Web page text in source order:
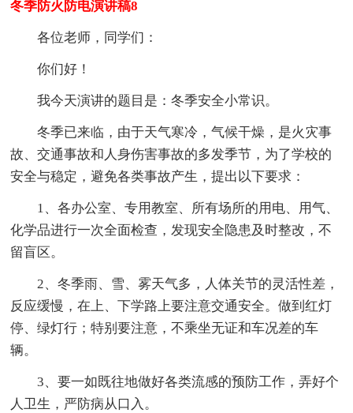
冬季防火防电演讲稿8
各位老师，同学们：
你们好！
我今天演讲的题目是：冬季安全小常识。
冬季已来临，由于天气寒冷，气候干燥，是火灾事
故、交通事故和人身伤害事故的多发季节，为了学校的
安全与稳定，避免各类事故产生，提出以下要求：
1、各办公室、专用教室、所有场所的用电、用气、
化学品进行一次全面检查，发现安全隐患及时整改，不
留盲区。
2、冬季雨、雪、雾天气多，人体关节的灵活性差，
反应缓慢，在上、下学路上要注意交通安全。做到红灯
停、绿灯行；特别要注意，不乘坐无证和车况差的车
辆。
3、要一如既往地做好各类流感的预防工作，弄好个
人卫生，严防病从口入。